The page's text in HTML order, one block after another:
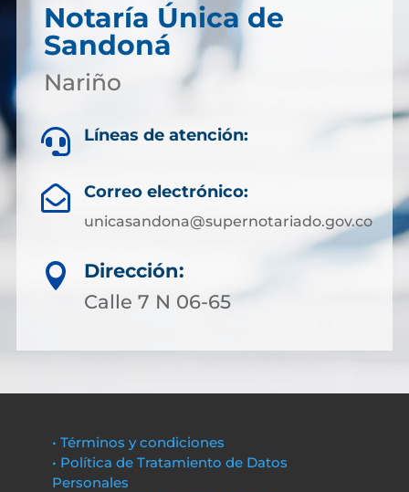
Notaría Única de
Sandoná
Nariño
 Líneas de atención:
 Correo electrónico:
unicasandona@supernotariado.gov.co

Dirección:
Calle 7 N 06-65
• Términos y condiciones
• Política de Tratamiento de Datos
Personales